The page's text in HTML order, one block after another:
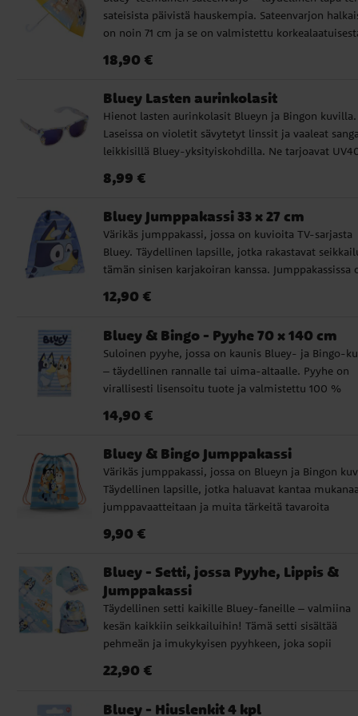
sateisista päivistä hauskempia. Sateenvarjon
on noin 71 cm ja se on valmistettu
aukeaa käsin. Tyylikkään muotoilun ja Bluey-kuvion
kaikkien TV-sarjan pienimpien fanien keskuudessa.
Hinta:18,90 €
18,90 €
Bluey Lasten aurinkolasit
Hienot lasten aurinkolasit Blueyn ja Bingon kuvilla.
Laseissa on violetit sävytetyt linssit ja vaaleat
leikkisillä Bluey-yksityiskohdilla. Ne tarjoavat
aurinkoisiin päiviin, retkille ja lomille. ✔️
Vaaleat sangat leikkisillä Bluey-yksityiskohdilla ✔️
UV400-suoja auringonsäteitä vastaan ✔️ Leveys:
10 cm
Hinta:8,99 €
8,99 €
Bluey Jumppakassi 33 x 27 cm
Värikäs jumppakassi, jossa on kuvioita TV-sarjasta
Bluey. Täydellinen lapsille, jotka rakastavat
tämän sinisen karjakoiran kanssa. Jumppakassissa
muut tarvittavat tavarat. Valmistettu kestävästä
mikä tekee siitä täydellisen kaikille Bluey-faneille!
Hinta: 12,90 €
12,90 €
Bluey & Bingo - Pyyhe 70 x 140 cm
Suloinen pyyhe, jossa on kaunis Bluey- ja Bingo-
– täydellinen rannalle tai uima-altaalle. Pyyhe on
virallisesti lisensoitu tuote ja valmistettu 100 %
70 x 140 cm, ja se on täydellinen auringonottoon tai
Bluey-faneille.
Hinta:14,90 €
14,90 €
Bluey & Bingo Jumppakassi
Värikäs jumppakassi, jossa on Blueyn ja Bingon
Täydellinen lapsille, jotka haluavat kantaa
jumppavaatteitaan ja muita tärkeitä tavaroita
päälokeroon mahtuu kaikki – jumppavaatteista
kestävästä materiaalista, joka kestää arjen seikkailut.
Koko 42 × 32 cm tekee siitä sopivan kokoisen lapsille
kaikissa ikäryhmissä. Virallisesti lisensoitu tuote,
tekee siitä täydellisen kaikille Bluey-faneille, jotka
haluavat yhdistää toiminnallisuuden leikkisään
Hinta:9,90 €
9,90 €
Bluey - Setti, jossa Pyyhe, Lippis &
Jumppakassi
Täydellinen setti kaikille Bluey-faneille – valmiina
kesän kaikkiin seikkailuihin! Tämä setti sisältää
pehmeän ja imukykyisen pyyhkeen, joka sopii
suojaa auringolta. Käytännöllisen jumppakassin,
Hinta:22,90 €
22,90 €
Bluey - Hiuslenkit 4 kpl